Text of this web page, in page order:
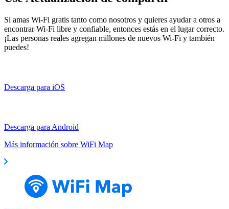
Si amas Wi-Fi gratis tanto como nosotros y quieres ayudar a otros a
encontrar Wi-Fi libre y confiable, entonces estás en el lugar correcto.
¡Las personas reales agregan millones de nuevos Wi-Fi y también
puedes!
Descarga para iOS
Descarga para Android
Más información sobre WiFi Map